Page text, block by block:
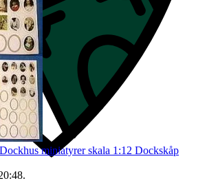
miniatyrer skala 1:12 Dockskåp
.